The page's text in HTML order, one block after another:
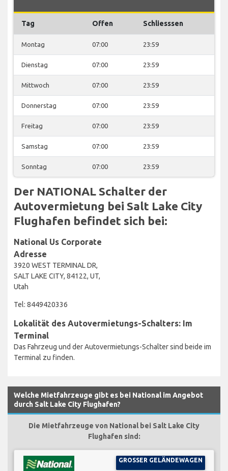
Tag Offen Schliesssen
Montag 07:00 23:59
Dienstag 07:00 23:59
Mittwoch 07:00 23:59
Donnerstag 07:00 23:59
Freitag 07:00 23:59
Samstag 07:00 23:59
Sonntag 07:00 23:59
Der NATIONAL Schalter der
Autovermietung bei Salt Lake City
Flughafen befindet sich bei:
National Us Corporate
Adresse
3920 WEST TERMINAL DR,
SALT LAKE CITY, 84122, UT,
Utah
Tel: 8449420336
Lokalität des Autovermietungs-Schalters: Im
Terminal
Das Fahrzeug und der Autovermietungs-Schalter sind beide im
Terminal zu finden.
Welche Mietfahrzeuge gibt es bei National im Angebot
durch Salt Lake City Flughafen?
Die Mietfahrzeuge von National bei Salt Lake City
Flughafen sind:
GROSSER GELÄNDEWAGEN